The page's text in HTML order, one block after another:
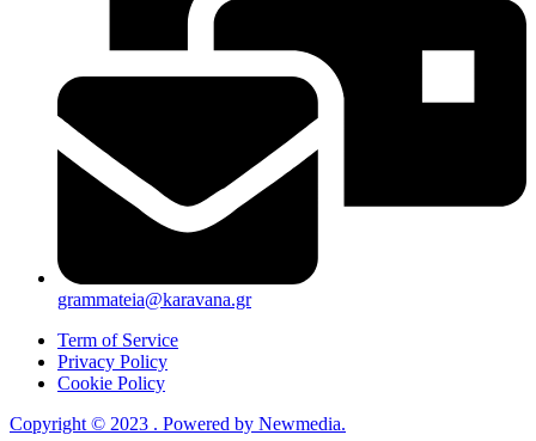
grammateia@karavana.gr
Term of Service
Privacy Policy
Cookie Policy
Copyright © 2023 . Powered by Newmedia.